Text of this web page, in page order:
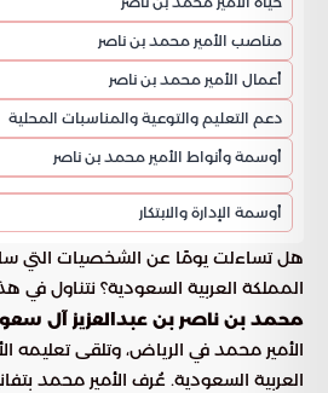
مناصب الأمير محمد بن ناصر
أعمال الأمير محمد بن ناصر
دعم التعليم والتوعية والمناسبات المحلية
أوسمة وأنواط الأمير محمد بن ناصر
أوسمة الإدارة والابتكار
هل تساءلت يومًا عن الشخصيات التي
المملكة العربية السعودية؟ نتناول في
محمد بن ناصر بن عبدالعزيز آل
الأمير محمد في الرياض، وتلقى تعليمه
العربية السعودية. عُرف الأمير محمد